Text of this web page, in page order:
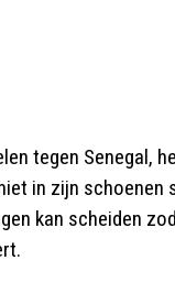
tegen Senegal,
in zijn schoenen
kan scheiden